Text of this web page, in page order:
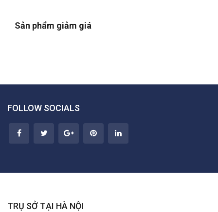
Sản phẩm giảm giá
FOLLOW SOCIALS
TRỤ SỞ TẠI HÀ NỘI